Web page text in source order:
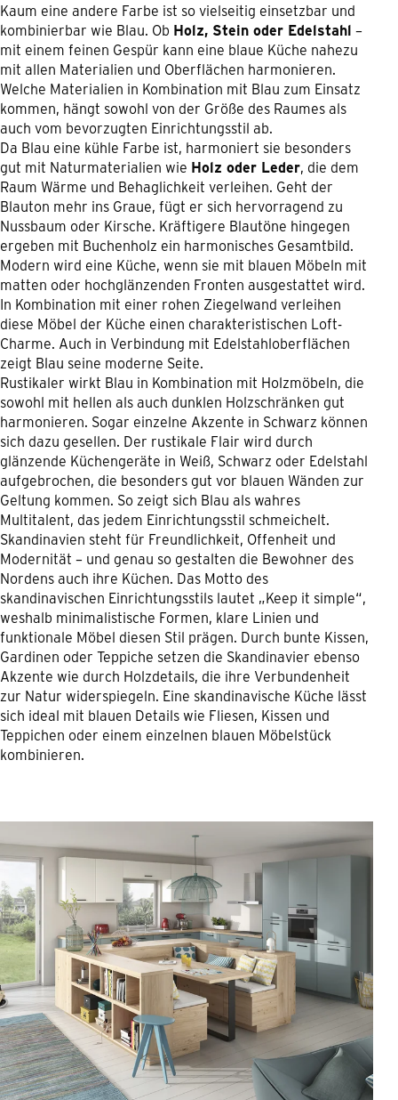
Kaum eine andere Farbe ist so vielseitig einsetzbar und
kombinierbar wie Blau. Ob Holz, Stein oder Edelstahl –
mit einem feinen Gespür kann eine blaue Küche nahezu
mit allen Materialien und Oberflächen harmonieren.
Welche Materialien in Kombination mit Blau zum Einsatz
kommen, hängt sowohl von der Größe des Raumes als
auch vom bevorzugten Einrichtungsstil ab.
Da Blau eine kühle Farbe ist, harmoniert sie besonders
gut mit Naturmaterialien wie Holz oder Leder, die dem
Raum Wärme und Behaglichkeit verleihen. Geht der
Blauton mehr ins Graue, fügt er sich hervorragend zu
Nussbaum oder Kirsche. Kräftigere Blautöne hingegen
ergeben mit Buchenholz ein harmonisches Gesamtbild.
Modern wird eine Küche, wenn sie mit blauen Möbeln mit
matten oder hochglänzenden Fronten ausgestattet wird.
In Kombination mit einer rohen Ziegelwand verleihen
diese Möbel der Küche einen charakteristischen Loft-
Charme. Auch in Verbindung mit Edelstahloberflächen
zeigt Blau seine moderne Seite.
Rustikaler wirkt Blau in Kombination mit Holzmöbeln, die
sowohl mit hellen als auch dunklen Holzschränken gut
harmonieren. Sogar einzelne Akzente in Schwarz können
sich dazu gesellen. Der rustikale Flair wird durch
glänzende Küchengeräte in Weiß, Schwarz oder Edelstahl
aufgebrochen, die besonders gut vor blauen Wänden zur
Geltung kommen. So zeigt sich Blau als wahres
Multitalent, das jedem Einrichtungsstil schmeichelt.
Skandinavien steht für Freundlichkeit, Offenheit und
Modernität – und genau so gestalten die Bewohner des
Nordens auch ihre Küchen. Das Motto des
skandinavischen Einrichtungsstils lautet „Keep it simple“,
weshalb minimalistische Formen, klare Linien und
funktionale Möbel diesen Stil prägen. Durch bunte Kissen,
Gardinen oder Teppiche setzen die Skandinavier ebenso
Akzente wie durch Holzdetails, die ihre Verbundenheit
zur Natur widerspiegeln. Eine skandinavische Küche lässt
sich ideal mit blauen Details wie Fliesen, Kissen und
Teppichen oder einem einzelnen blauen Möbelstück
kombinieren.